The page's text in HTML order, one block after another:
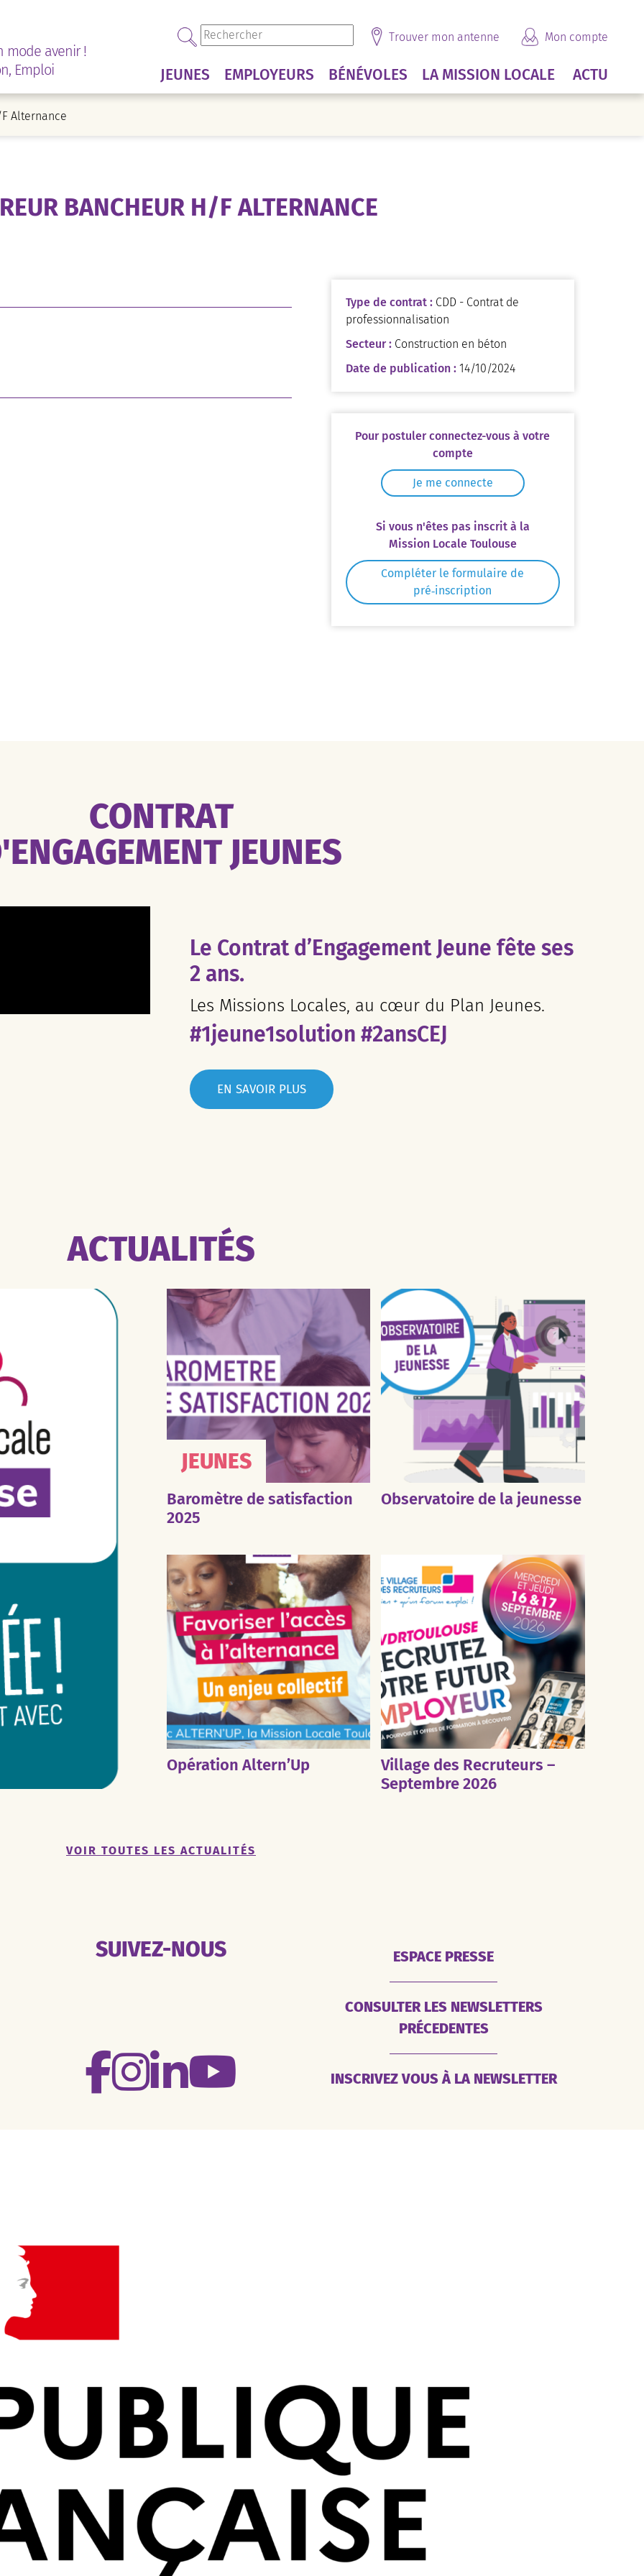
mode avenir !
Emploi
Trouver mon antenne Mon compte
JEUNES EMPLOYEURS BÉNÉVOLES LA MISSION LOCALE ACTU
Alternance
BANCHEUR H/F ALTERNANCE
Type de contrat : CDD - Contrat de
professionnalisation
Secteur : Construction en béton
Date de publication : 14/10/2024
Pour postuler connectez-vous à votre
compte
Je me connecte
Si vous n'êtes pas inscrit à la
Mission Locale Toulouse
Compléter le formulaire de
pré‑inscription
CONTRAT
JEUNES
Le Contrat d’Engagement Jeune fête ses
2 ans.
Les Missions Locales, au cœur du Plan Jeunes.
#1jeune1solution #2ansCEJ
EN SAVOIR PLUS
ACTUALITÉS
JEUNES
Baromètre de satisfaction
2025
Observatoire de la jeunesse
Opération Altern’Up
Village des Recruteurs –
Septembre 2026
VOIR TOUTES LES ACTUALITÉS
SUIVEZ-NOUS ESPACE PRESSE
CONSULTER LES NEWSLETTERS
PRÉCEDENTES
INSCRIVEZ VOUS À LA NEWSLETTER